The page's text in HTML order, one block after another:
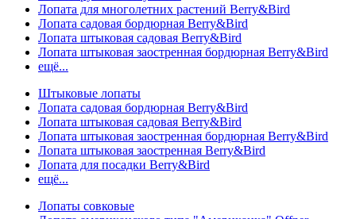
Лопата для многолетних растений Berry&Bird
Лопата садовая бордюрная Berry&Bird
Лопата штыковая садовая Berry&Bird
Лопата штыковая заостренная бордюрная Berry&Bird
ещё...
Штыковые лопаты
Лопата садовая бордюрная Berry&Bird
Лопата штыковая садовая Berry&Bird
Лопата штыковая заостренная бордюрная Berry&Bird
Лопата штыковая заостренная Berry&Bird
Лопата для посадки Berry&Bird
ещё...
Лопаты совковые